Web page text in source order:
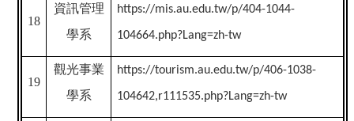
18
資訊管理
學系
https://mis.au.edu.tw/p/404-1044-
104664.php?Lang=zh-tw
19
觀光事業
學系
https://tourism.au.edu.tw/p/406-1038-
104642,r111535.php?Lang=zh-tw